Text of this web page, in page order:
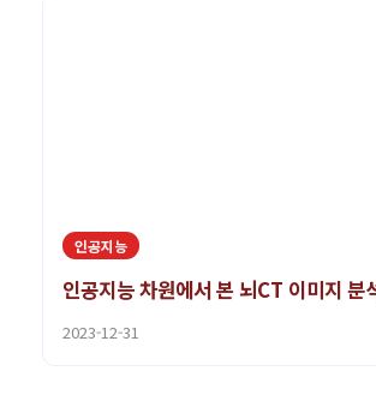
인공지능
인공지능 차원에서 본 뇌CT 이미지 분
2023-12-31